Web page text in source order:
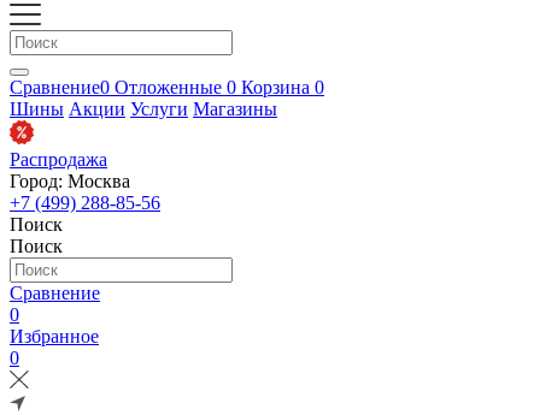
Сравнение0 Отложенные 0 Корзина 0
Шины Акции Услуги Магазины
Распродажа
Город: Москва
+7 (499) 288-85-56
Поиск
Поиск
Сравнение
0
Избранное
0